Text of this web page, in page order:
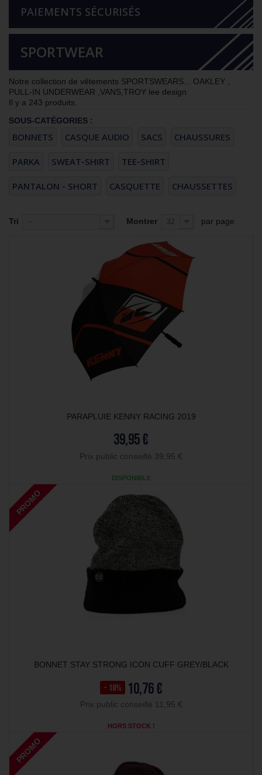
PAIEMENTS SÉCURISÉS
SPORTWEAR
Notre collection de vêtements SPORTSWEARS... OAKLEY ,
PULL-IN UNDERWEAR ,VANS,TROY lee design
Il y a 243 produits.
SOUS-CATÉGORIES :
BONNETS CASQUE AUDIO SACS CHAUSSURES
PARKA SWEAT-SHIRT TEE-SHIRT
PANTALON - SHORT CASQUETTE CHAUSSETTES
Tri -- Montrer 32 par page
PARAPLUIE KENNY RACING 2019
39,95 €
Prix public conseillé 39,95 €
DISPONIBLE
PROMO
BONNET STAY STRONG ICON CUFF GREY/BLACK
- 10% 10,76 €
Prix public conseillé 11,95 €
HORS STOCK !
PROMO